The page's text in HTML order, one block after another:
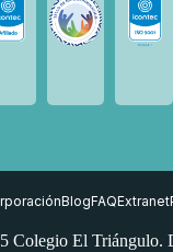
BlogFAQExtranet
Colegio El Triángulo.